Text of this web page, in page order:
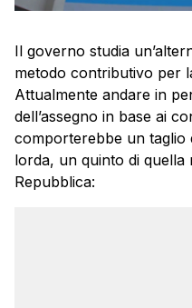
Il governo studia
metodo contributivo per
Attualmente andare in
dell’assegno in base ai
comporterebbe un taglio
lorda, un quinto di quella
Repubblica: